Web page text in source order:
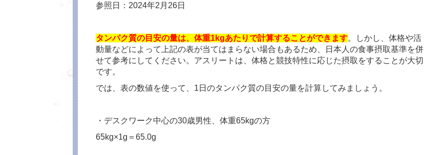
参照日：2024年2月26日
タンパク質の目安の量は、体重1kgあたりで計算することができます。しかし、体格や活
動量などによって上記の表が当てはまらない場合もあるため、日本人の食事摂取基準を併
せて参考にしてください。アスリートは、体格と競技特性に応じた摂取をすることが大切
です。
では、表の数値を使って、1日のタンパク質の目安の量を計算してみましょう。
・デスクワーク中心の30歳男性、体重65kgの方
65kg×1g＝65.0g